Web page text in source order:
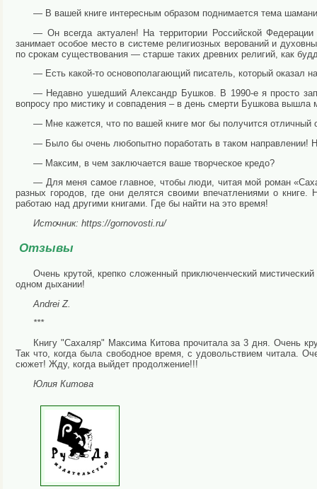
— В вашей книге интересным образом поднимается тема
— Он всегда актуален! На территории Российской
занимает особое место в системе религиозных верований и
по срокам существования — старше таких древних религий, как
— Есть какой-то основополагающий писатель, который оказал
— Недавно ушедший Александр Бушков. В 1990-е я просто
вопросу про мистику и совпадения – в день смерти Бушкова вышла
— Мне кажется, что по вашей книге мог бы получится
— Было бы очень любопытно поработать в таком
— Максим, в чем заключается ваше творческое кредо?
— Для меня самое главное, чтобы люди, читая мой роман
разных городов, где они делятся своими впечатлениями о
работаю над другими книгами. Где бы найти на это время!
Источник: https://gornovosti.ru/
Отзывы
Очень крутой, крепко сложенный приключенческий
одном дыхании!
Andrei Z.
***
Книгу "Сахаляр" Максима Китова прочитала за 3 дня. Очень
Так что, когда была свободное время, с удовольствием читала.
сюжет! Жду, когда выйдет продолжение!!!
Юлия Китова